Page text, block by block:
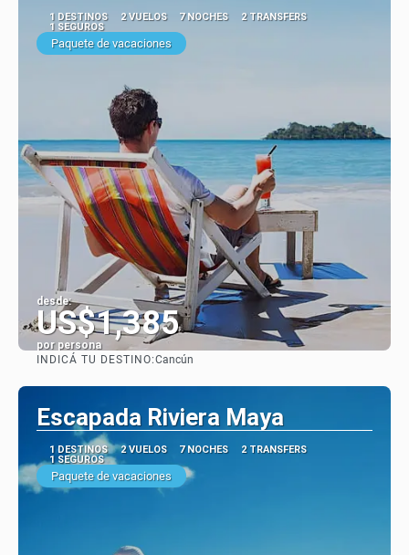
1 DESTINOS 2 VUELOS 7 NOCHES
2 TRANSFERS
1 SEGUROS
Paquete de vacaciones
desde:
US$1,385
por persona
INDICÁ TU DESTINO:Cancún
Escapada Riviera Maya
1 DESTINOS 2 VUELOS 7 NOCHES
2 TRANSFERS
1 SEGUROS
Paquete de vacaciones